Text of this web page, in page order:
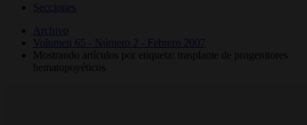
Secciones
Archivo
Volumen 65 - Número 2 - Febrero 2007
Mostrando artículos por etiqueta: trasplante de progenitores
hematopoyéticos